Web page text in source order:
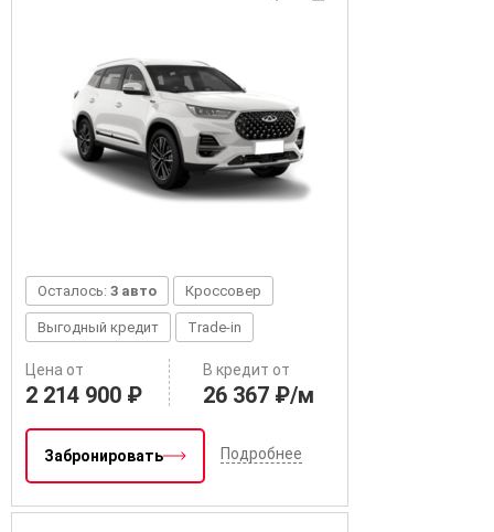
Осталось: 3 авто Кроссовер
Выгодный кредит Trade-in
Цена от
2 214 900 ₽
В кредит от
26 367 ₽/м
Забронировать Подробнее